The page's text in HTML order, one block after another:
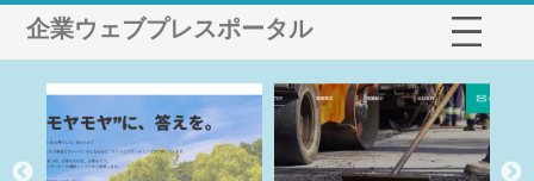
企業ウェブプレスポータル